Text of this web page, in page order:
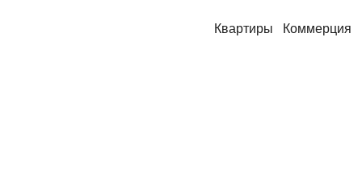
Квартиры Коммерция